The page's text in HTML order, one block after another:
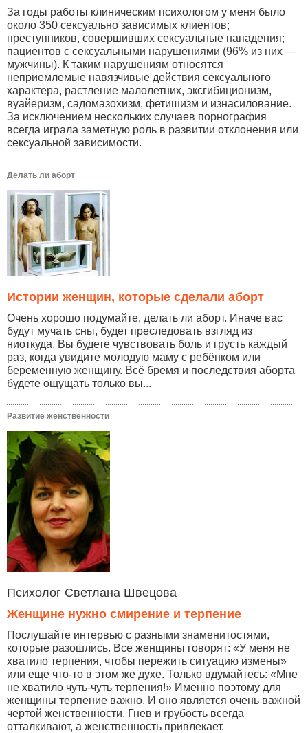
За годы работы клиническим психологом у меня было
около 350 сексуально зависимых клиентов;
преступников, совершивших сексуальные нападения;
пациентов с сексуальными нарушениями (96% из них —
мужчины). К таким нарушениям относятся
неприемлемые навязчивые действия сексуального
характера, растление малолетних, эксгибиционизм,
вуайеризм, садомазохизм, фетишизм и изнасилование.
За исключением нескольких случаев порнография
всегда играла заметную роль в развитии отклонения или
сексуальной зависимости.
Делать ли аборт
Истории женщин, которые сделали аборт
Очень хорошо подумайте, делать ли аборт. Иначе вас
будут мучать сны, будет преследовать взгляд из
ниоткуда. Вы будете чувствовать боль и грусть каждый
раз, когда увидите молодую маму с ребёнком или
беременную женщину. Всё бремя и последствия аборта
будете ощущать только вы...
Развитие женственности
Психолог Светлана Швецова
Женщине нужно смирение и терпение
Послушайте интервью с разными знаменитостями,
которые разошлись. Все женщины говорят: «У меня не
хватило терпения, чтобы пережить ситуацию измены»
или еще что-то в этом же духе. Только вдумайтесь: «Мне
не хватило чуть-чуть терпения!» Именно поэтому для
женщины терпение важно. И оно является очень важной
чертой женственности. Гнев и грубость всегда
отталкивают, а женственность привлекает.